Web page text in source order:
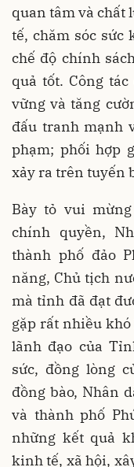
quan tâm và chất
tế, chăm sóc sức
chế độ chính
quả tốt. Công
vững và tăng
đấu tranh mạnh
phạm; phối hợp
xảy ra trên tuyến
Bày tỏ vui
chính quyền,
thành phố đảo
năng, Chủ tịch
mà tỉnh đã đạt
gặp rất nhiều
lãnh đạo của
sức, đồng lòng
đồng bào, Nhân
và thành phố
những kết quả
kinh tế, xã hội,